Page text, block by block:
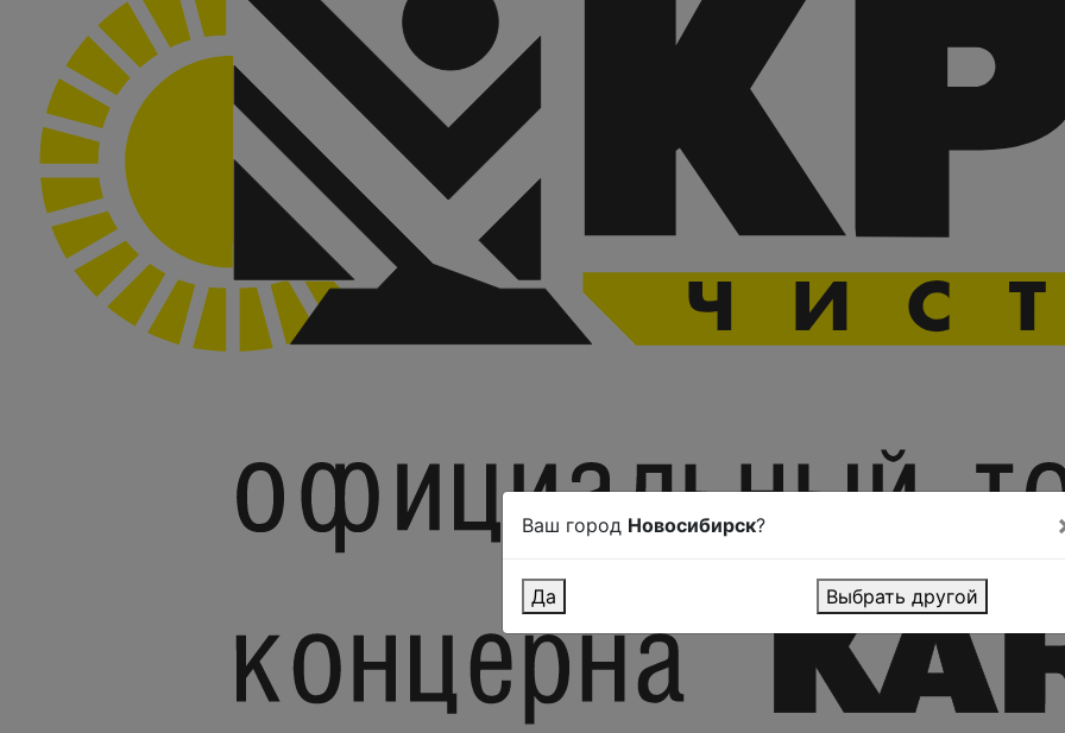
Ваш город Новосибирск?
Да Выбрать другой